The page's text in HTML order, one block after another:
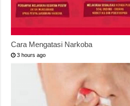
Cara Mengatasi Narkoba
3 hours ago